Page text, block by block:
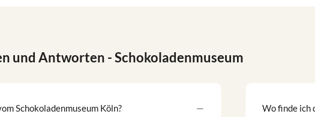
und Antworten - Schokoladenmuseum
Schokoladenmuseum Köln? Wo finde ich